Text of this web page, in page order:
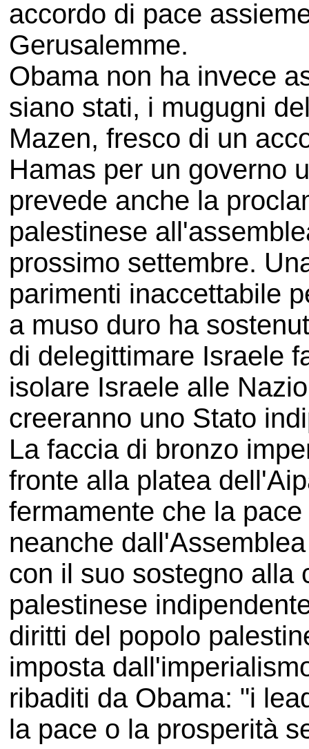
accordo di pace
Gerusalemme.
Obama non ha invece
siano stati, i mugugni
Mazen, fresco di un
Hamas per un governo
prevede anche la
palestinese
prossimo settembre.
parimenti inaccettabile
a muso duro ha
di delegittimare Israele
isolare Israele alle
creeranno uno Stato
La faccia di bronzo
fronte alla platea
fermamente che la
neanche
con il suo sostegno alla
palestinese
diritti del popolo
imposta
ribaditi da Obama: "i
la pace o la prosperità